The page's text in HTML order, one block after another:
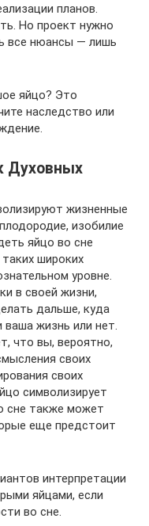
планов.
Но проект нужно
все нюансы — лишь
яйцо? Это
наследство или
Духовных
жизненные
изобилие
яйцо во сне
широких
уровне.
в своей жизни,
дальше, куда
ваша жизнь или нет.
что вы, вероятно,
своих
своих
символизирует
сне также может
еще предстоит
интерпретации
яйцами, если
во сне.